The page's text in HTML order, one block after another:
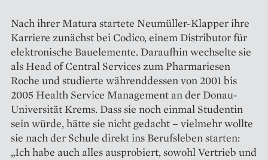
Nach ihrer Matura startete Neumüller-Klapper ihre
Karriere zunächst bei Codico, einem Distributor für
elektronische Bauelemente. Da­raufhin wechselte sie
als Head of Central Services zum Pharmariesen
Roche und studierte währenddessen von 2001 bis
2005 Health Service Management an der Donau-
Universität Krems. Dass sie noch einmal Studentin
sein würde, hätte sie nicht gedacht – vielmehr wollte
sie nach der Schule direkt ins Berufsleben starten:
„Ich habe auch alles ausprobiert, sowohl Vertrieb und